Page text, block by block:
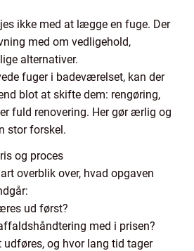
ikke med at lægge en fuge. Der
med om vedligehold,
alternativer.
fuger i badeværelset, kan der
blot at skifte dem: rengøring,
fuld renovering. Her gør ærlig og
stor forskel.
og proces
overblik over, hvad opgaven
ud først?
med i prisen?
udføres, og hvor lang tid tager